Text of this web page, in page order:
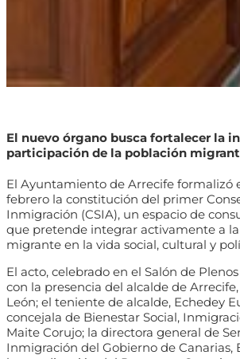
El nuevo órgano busca fortalecer la
participación de la población
El Ayuntamiento de Arrecife formalizó
febrero la constitución del primer
Inmigración (CSIA), un espacio de
que pretende integrar activamente a
migrante en la vida social, cultural y
El acto, celebrado en el Salón de
con la presencia del alcalde de
León; el teniente de alcalde, Echedey
concejala de Bienestar Social,
Maite Corujo; la directora general de
Inmigración del Gobierno de Canarias,